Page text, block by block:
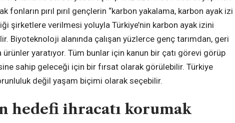
fonların pırıl pırıl gençlerin “karbon yakalama, karbon ayak izi
şirketlere verilmesi yoluyla Türkiye’nin karbon ayak izini
Biyoteknoloji alanında çalışan yüzlerce genç tarımdan, geri
yaratıyor. Tüm bunlar için kanun bir çatı görevi görüp
sahip geleceği için bir fırsat olarak görülebilir. Türkiye
değil yaşam biçimi olarak seçebilir.
hedefi ihracatı korumak